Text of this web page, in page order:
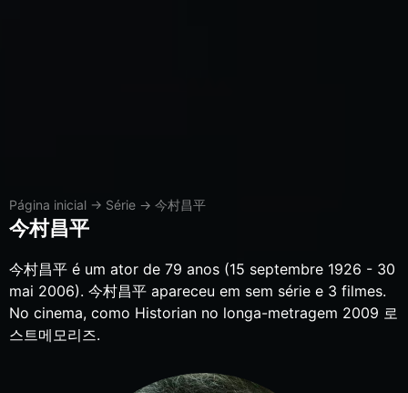
Página inicial → Série → 今村昌平
今村昌平
今村昌平 é um ator de 79 anos (15 septembre 1926 - 30
mai 2006). 今村昌平 apareceu em sem série e 3 filmes.
No cinema, como Historian no longa-metragem 2009 로
스트메모리즈.